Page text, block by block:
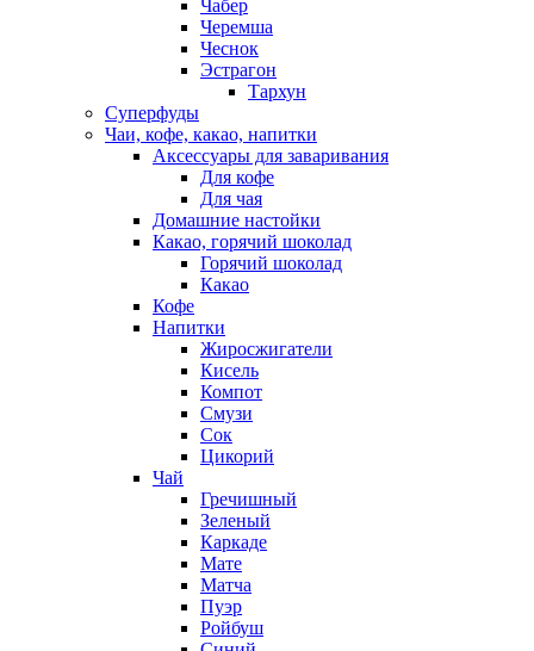
Чабер
Черемша
Чеснок
Эстрагон
Тархун
Суперфуды
Чаи, кофе, какао, напитки
Аксессуары для заваривания
Для кофе
Для чая
Домашние настойки
Какао, горячий шоколад
Горячий шоколад
Какао
Кофе
Напитки
Жиросжигатели
Кисель
Компот
Смузи
Сок
Цикорий
Чай
Гречишный
Зеленый
Каркаде
Мате
Матча
Пуэр
Ройбуш